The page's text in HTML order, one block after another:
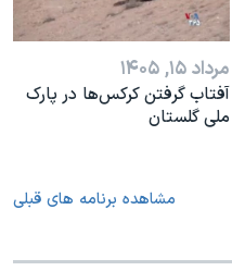
مرداد ۱۵, ۱۴۰۵
آفتاب گرفتن کرکس‌ها در پارک
ملی گلستان
مشاهده برنامه های قبلی